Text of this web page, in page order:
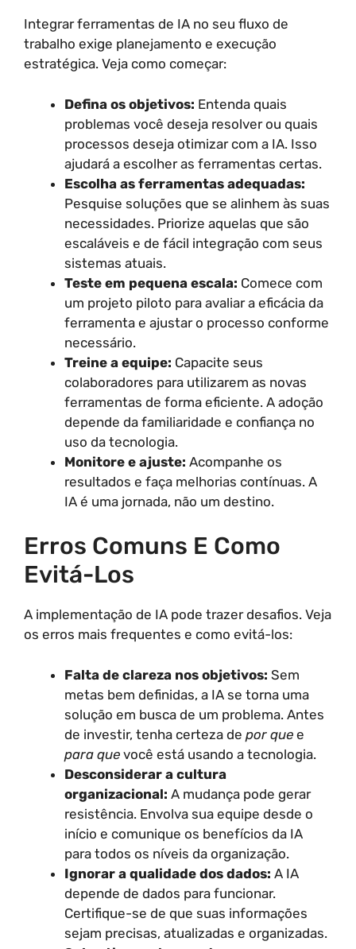
Integrar ferramentas de IA no seu fluxo de
trabalho exige planejamento e execução
estratégica. Veja como começar:
Defina os objetivos: Entenda quais
problemas você deseja resolver ou quais
processos deseja otimizar com a IA. Isso
ajudará a escolher as ferramentas certas.
Escolha as ferramentas adequadas:
Pesquise soluções que se alinhem às suas
necessidades. Priorize aquelas que são
escaláveis e de fácil integração com seus
sistemas atuais.
Teste em pequena escala: Comece com
um projeto piloto para avaliar a eficácia da
ferramenta e ajustar o processo conforme
necessário.
Treine a equipe: Capacite seus
colaboradores para utilizarem as novas
ferramentas de forma eficiente. A adoção
depende da familiaridade e confiança no
uso da tecnologia.
Monitore e ajuste: Acompanhe os
resultados e faça melhorias contínuas. A
IA é uma jornada, não um destino.
Erros Comuns E Como
Evitá-Los
A implementação de IA pode trazer desafios. Veja
os erros mais frequentes e como evitá-los:
Falta de clareza nos objetivos: Sem
metas bem definidas, a IA se torna uma
solução em busca de um problema. Antes
de investir, tenha certeza de por que e
para que você está usando a tecnologia.
Desconsiderar a cultura
organizacional: A mudança pode gerar
resistência. Envolva sua equipe desde o
início e comunique os benefícios da IA
para todos os níveis da organização.
Ignorar a qualidade dos dados: A IA
depende de dados para funcionar.
Certifique-se de que suas informações
sejam precisas, atualizadas e organizadas.